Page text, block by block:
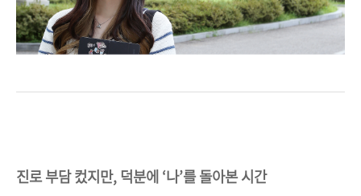
진로 부담 컸지만, 덕분에 ‘나’를 돌아본 시간